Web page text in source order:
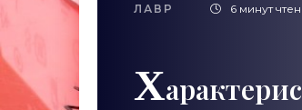
ЛАВР 6 минут
Х